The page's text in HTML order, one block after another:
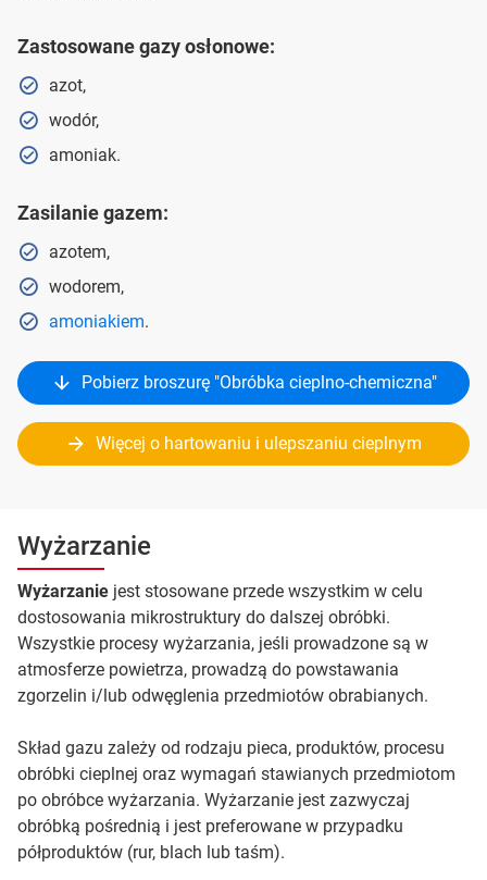
Zastosowane gazy osłonowe:
azot,
wodór,
amoniak.
Zasilanie gazem:
azotem,
wodorem,
amoniakiem.
Pobierz broszurę "Obróbka cieplno-chemiczna"
Więcej o hartowaniu i ulepszaniu cieplnym
Wyżarzanie
Wyżarzanie jest stosowane przede wszystkim w celu
dostosowania mikrostruktury do dalszej obróbki.
Wszystkie procesy wyżarzania, jeśli prowadzone są w
atmosferze powietrza, prowadzą do powstawania
zgorzelin i/lub odwęglenia przedmiotów obrabianych.
Skład gazu zależy od rodzaju pieca, produktów, procesu
obróbki cieplnej oraz wymagań stawianych przedmiotom
po obróbce wyżarzania. Wyżarzanie jest zazwyczaj
obróbką pośrednią i jest preferowane w przypadku
półproduktów (rur, blach lub taśm).